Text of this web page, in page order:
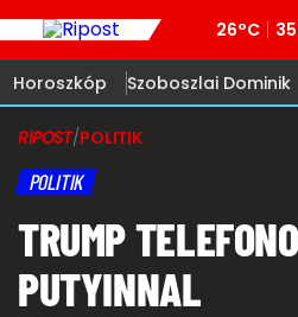
26°C
Horoszkóp Szoboszlai Dominik
RIPOST/POLITIK
POLITIK
TRUMP
PUTYINNAL